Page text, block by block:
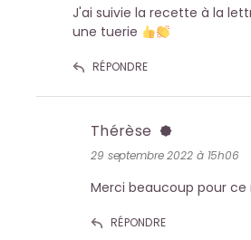
J'ai suivie la recette à la
une tuerie
RÉPONDRE
Thérèse
29 septembre 2022 à 15h06
Merci beaucoup pour ce
RÉPONDRE